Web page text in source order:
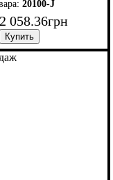
20100-J
2 058.36грн
: снятие
: провод
кабеля, мм2: 0,2-